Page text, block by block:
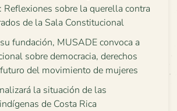
sobre la querella contra
de la Sala Constitucional
fundación, MUSADE convoca a
sobre democracia, derechos
del movimiento de mujeres
la situación de las
de Costa Rica